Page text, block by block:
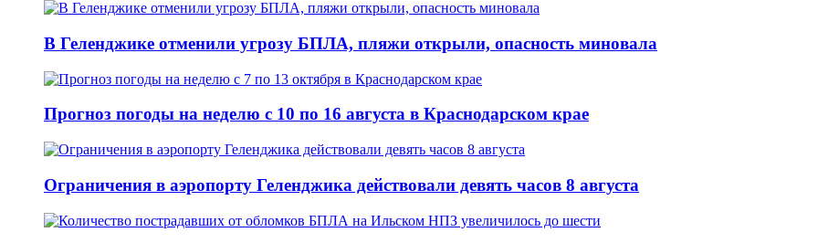
В Геленджике отменили угрозу БПЛА, пляжи открыли, опасность миновала
Прогноз погоды на неделю с 10 по 16 августа в Краснодарском крае
Ограничения в аэропорту Геленджика действовали девять часов 8 августа